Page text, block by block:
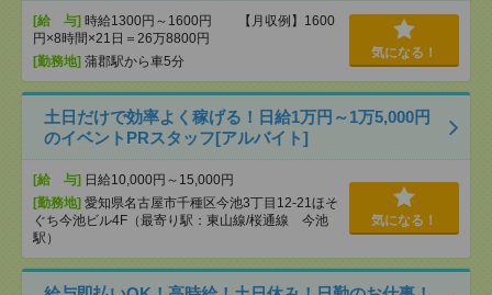
[給 与] 時給1300円～1600円 【月収例】1600
円×8時間×21日＝26万8800円
[勤務地] 蒲郡駅から車5分
気になる！
土日だけで効率よく稼げる！日給1万円～1万5,000円
のイベントPRスタッフ[アルバイト]
[給 与] 日給10,000円～15,000円
[勤務地] 愛知県名古屋市千種区今池3丁目12-21ほそ
ぐち今池ビル4F（最寄り駅：東山線/桜通線 今池
駅）
気になる！